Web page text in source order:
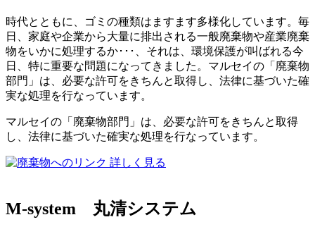
時代とともに、ゴミの種類はますます多様化しています。毎
日、家庭や企業から大量に排出される一般廃棄物や産業廃棄
物をいかに処理するか･･･、それは、環境保護が叫ばれる今
日、特に重要な問題になってきました。マルセイの「廃棄物
部門」は、必要な許可をきちんと取得し、法律に基づいた確
実な処理を行なっています。
マルセイの「廃棄物部門」は、必要な許可をきちんと取得
し、法律に基づいた確実な処理を行なっています。
詳しく見る
M-system 丸清システム